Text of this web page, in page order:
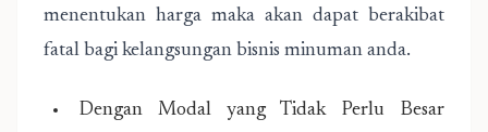
menentukan harga maka akan dapat berakibat
fatal bagi kelangsungan bisnis minuman anda.
Dengan Modal yang Tidak Perlu Besar